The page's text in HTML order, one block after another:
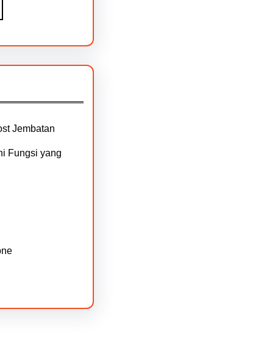
Jembatan
Fungsi yang